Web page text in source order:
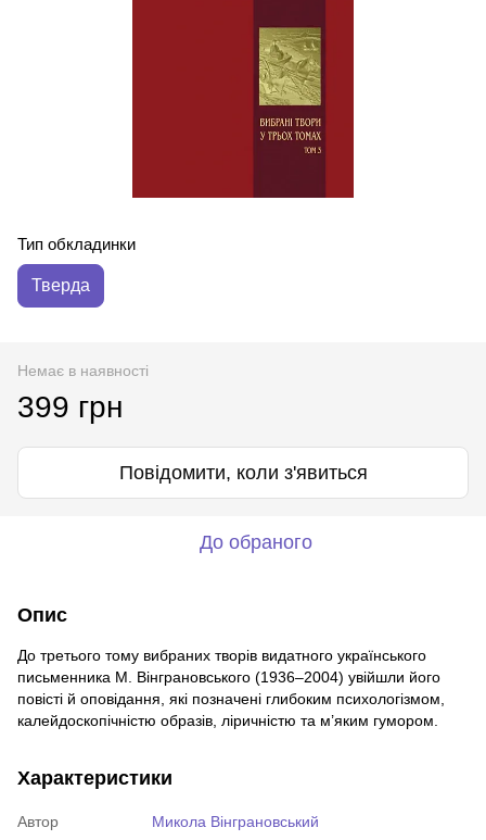
Тип обкладинки
Тверда
Немає в наявності
399 грн
Повідомити, коли з'явиться
До обраного
Опис
До третього тому вибраних творів видатного українського
письменника М. Вінграновського (1936–2004) увійшли його
повісті й оповідання, які позначені глибоким психологізмом,
калейдоскопічністю образів, ліричністю та м’яким гумором.
Характеристики
Автор
Микола Вінграновський